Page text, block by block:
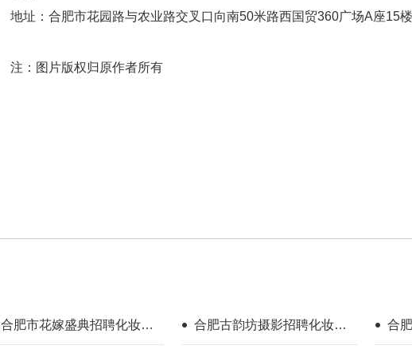
地址：合肥市花园路与农业路交叉口向南50米路西国贸360广场A座15
注：图片版权归原作者所有
合肥市花嫁盛典招聘化妆师
（月薪5000-20000）
合肥古韵坊摄影招聘化妆师
4000+提成
合
招